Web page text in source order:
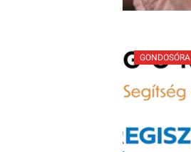
GONDOSÓRA